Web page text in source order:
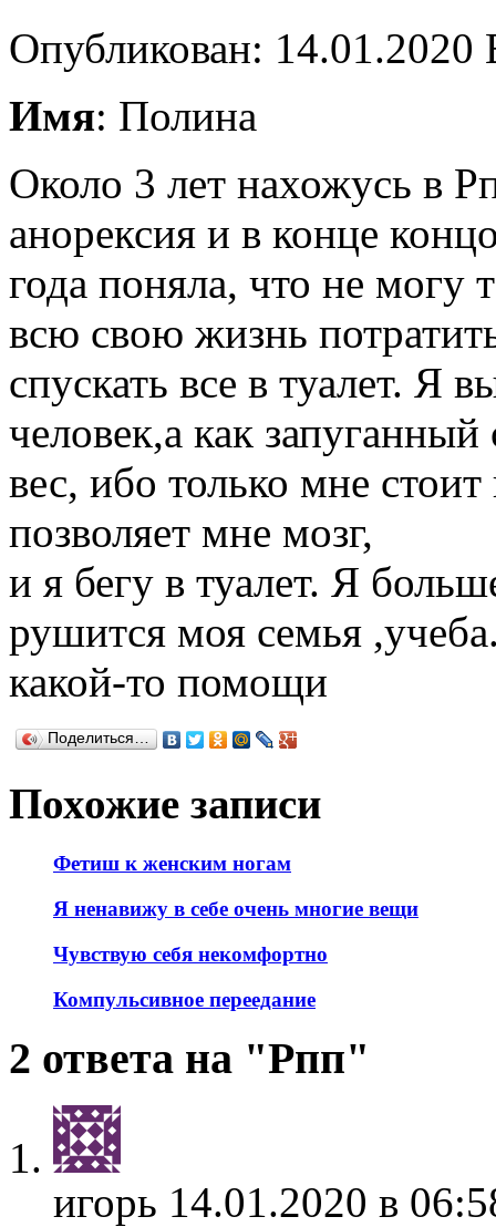
Опубликован:
Имя: Полина
Около 3 лет нахожусь в
анорексия и в конце
года поняла, что не
всю свою жизнь
спускать все в туалет. Я
человек,а как
вес, ибо только мне
позволяет мне мозг,
и я бегу в туалет. Я
рушится моя семья
какой-то помощи
Поделиться…
Похожие записи
Фетиш к женским ногам
Я ненавижу в себе очень многие вещи
Чувствую себя некомфортно
Компульсивное переедание
2 ответа на "Рпп"
игорь 14.01.2020 в